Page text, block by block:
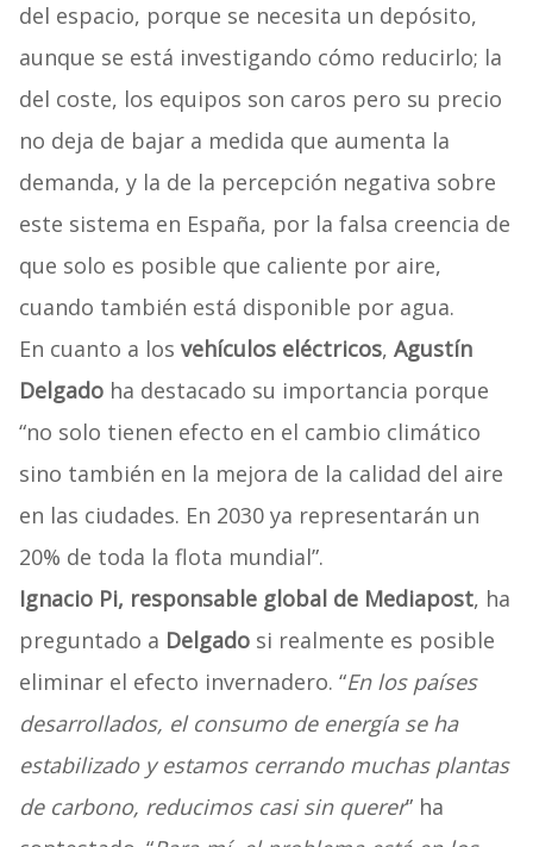
del espacio, porque se necesita un depósito,
aunque se está investigando cómo reducirlo; la
del coste, los equipos son caros pero su precio
no deja de bajar a medida que aumenta la
demanda, y la de la percepción negativa sobre
este sistema en España, por la falsa creencia de
que solo es posible que caliente por aire,
cuando también está disponible por agua.
En cuanto a los vehículos eléctricos, Agustín
Delgadoha destacado su importancia porque
“no solo tienen efecto en el cambio climático
sino también en la mejora de la calidad del aire
en las ciudades. En 2030 ya representarán un
20% de toda la flota mundial”.
Ignacio Pi, responsable global de Mediapost, ha
preguntado a Delgado si realmente es posible
eliminar el efecto invernadero. “En los países
desarrollados, el consumo de energía se ha
estabilizado y estamos cerrando muchas plantas
de carbono, reducimos casi sin querer” ha